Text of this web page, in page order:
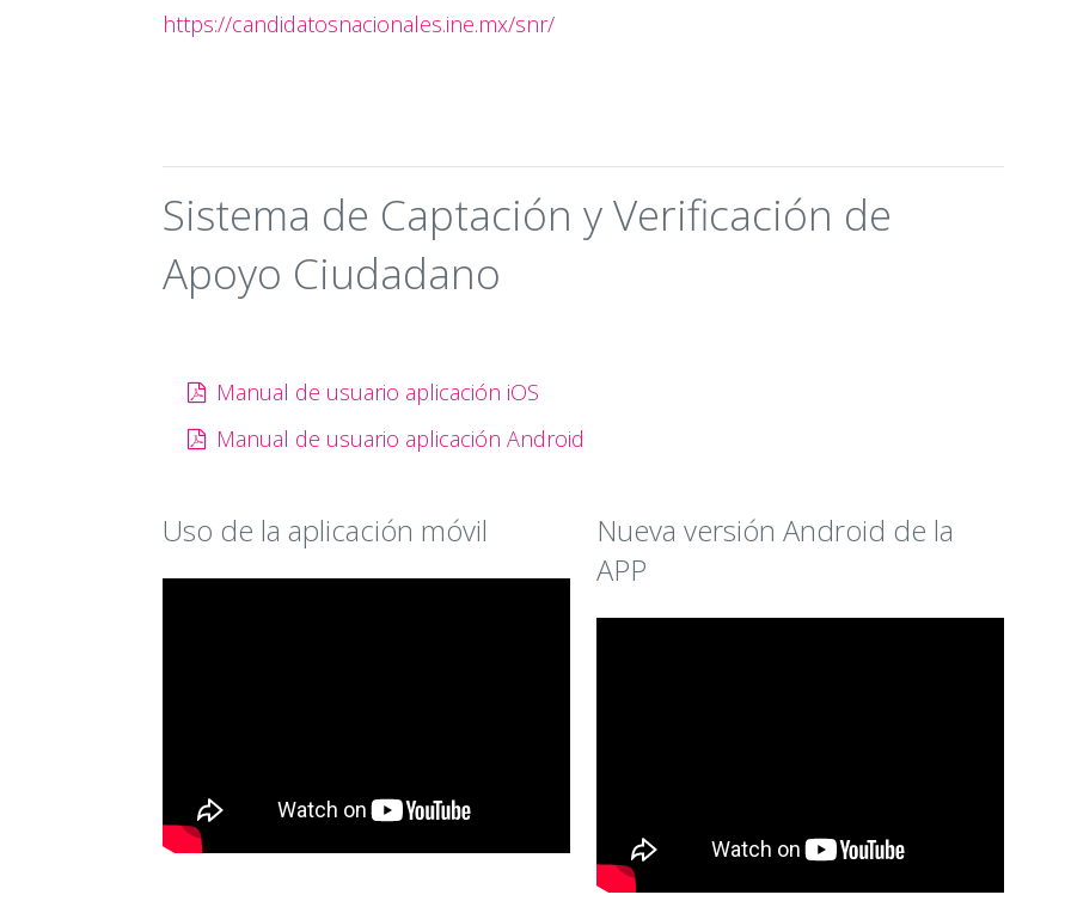
https://candidatosnacionales.ine.mx/snr/
Sistema de Captación y Verificación de
Apoyo Ciudadano
Manual de usuario aplicación iOS
Manual de usuario aplicación Android
Uso de la aplicación móvil
Nueva versión Android de la
APP